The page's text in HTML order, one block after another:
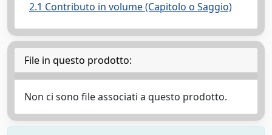
2.1 Contributo in volume (Capitolo o Saggio)
File in questo prodotto:
Non ci sono file associati a questo prodotto.